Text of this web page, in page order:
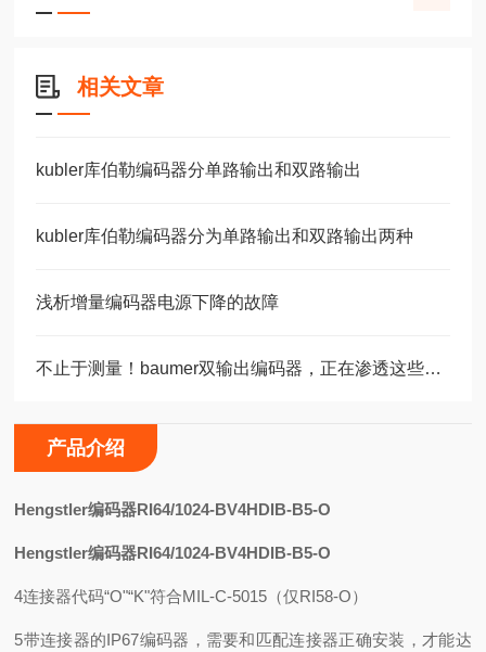
相关文章
kubler库伯勒编码器分单路输出和双路输出
kubler库伯勒编码器分为单路输出和双路输出两种
浅析增量编码器电源下降的故障
不止于测量！baumer双输出编码器，正在渗透这些关键领域
产品介绍
Hengstler编码器RI64/1024-BV4HDIB-B5-O
Hengstler编码器RI64/1024-BV4HDIB-B5-O
4连接器代码“O"“K"符合MIL-C-5015（仅RI58-O）
5带连接器的IP67编码器，需要和匹配连接器正确安装，才能达